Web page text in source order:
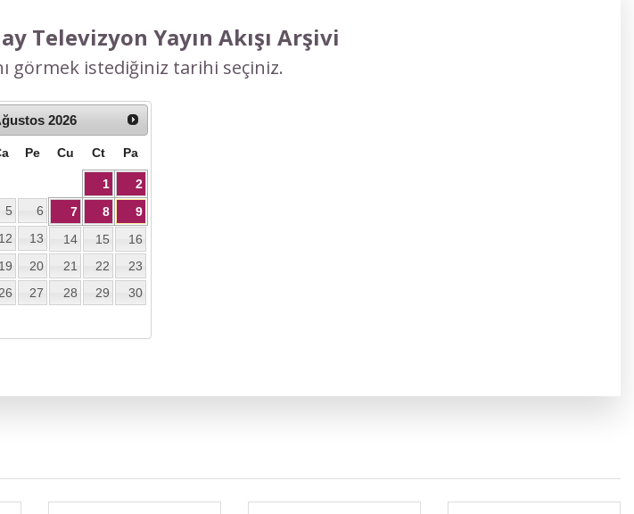
Televizyon Yayın Akışı Arşivi
görmek istediğiniz tarihi seçiniz.
2026
Pe Cu Ct Pa
1
2
5 6 7 8
9
12 13 14 15
16
19 20 21 22
23
26 27 28 29
30